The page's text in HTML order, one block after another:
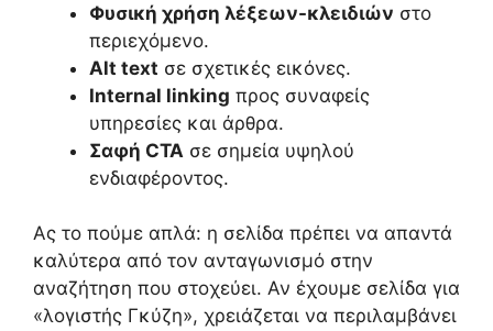
Φυσική χρήση λέξεων-κλειδιών στο
περιεχόμενο.
Alt text σε σχετικές εικόνες.
Internal linking προς συναφείς
υπηρεσίες και άρθρα.
Σαφή CTA σε σημεία υψηλού
ενδιαφέροντος.
Ας το πούμε απλά: η σελίδα πρέπει να απαντά
καλύτερα από τον ανταγωνισμό στην
αναζήτηση που στοχεύει. Αν έχουμε σελίδα για
«λογιστής Γκύζη», χρειάζεται να περιλαμβάνει